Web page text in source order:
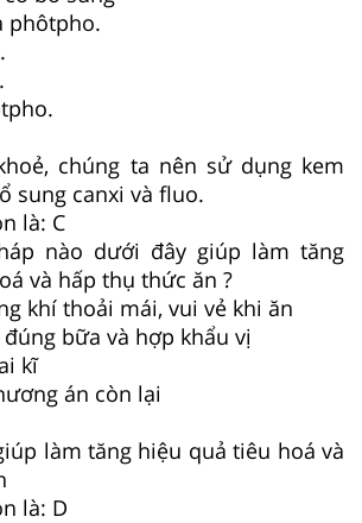
phôtpho.
chúng ta nên sử dụng kem
sung canxi và fluo.
là: C
nào dưới đây giúp làm tăng
và hấp thụ thức ăn ?
khí thoải mái, vui vẻ khi ăn
bữa và hợp khẩu vị
kĩ
án còn lại
làm tăng hiệu quả tiêu hoá và
là: D